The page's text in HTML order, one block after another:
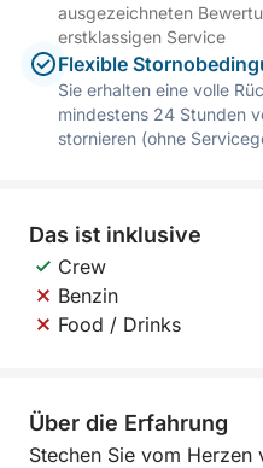
ausgezeichneten
erstklassigen Service
Flexible
Sie erhalten eine volle
mindestens 24 Stunden
stornieren (ohne
Das ist inklusive
Crew
Benzin
Food / Drinks
Über die Erfahrung
Stechen Sie vom Herzen